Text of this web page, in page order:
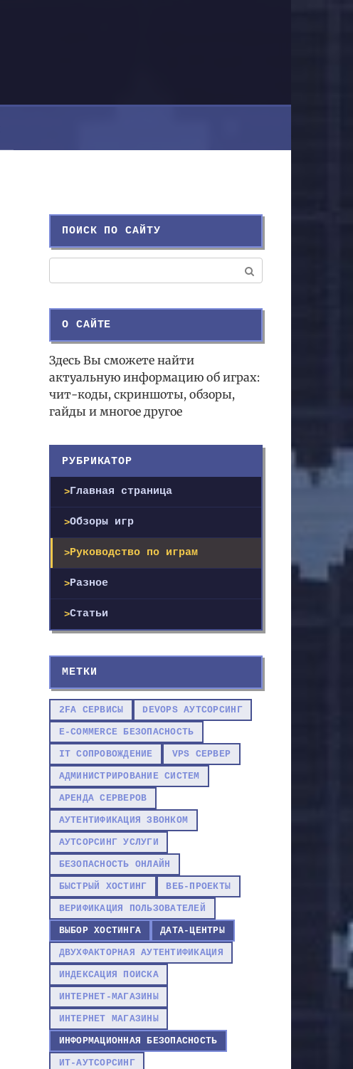
ПОИСК ПО САЙТУ
О САЙТЕ
Здесь Вы сможете найти
актуальную информацию об играх:
чит-коды, скриншоты, обзоры,
гайды и многое другое
РУБРИКАТОР
Главная страница
Обзоры игр
Руководство по играм
Разное
Статьи
МЕТКИ
2FA СЕРВИСЫ DEVOPS АУТСОРСИНГ
E-COMMERCE БЕЗОПАСНОСТЬ
IT СОПРОВОЖДЕНИЕ VPS СЕРВЕР
АДМИНИСТРИРОВАНИЕ СИСТЕМ
АРЕНДА СЕРВЕРОВ
АУТЕНТИФИКАЦИЯ ЗВОНКОМ
АУТСОРСИНГ УСЛУГИ
БЕЗОПАСНОСТЬ ОНЛАЙН
БЫСТРЫЙ ХОСТИНГ ВЕБ-ПРОЕКТЫ
ВЕРИФИКАЦИЯ ПОЛЬЗОВАТЕЛЕЙ
ВЫБОР ХОСТИНГА ДАТА-ЦЕНТРЫ
ДВУХФАКТОРНАЯ АУТЕНТИФИКАЦИЯ
ИНДЕКСАЦИЯ ПОИСКА
ИНТЕРНЕТ-МАГАЗИНЫ
ИНТЕРНЕТ МАГАЗИНЫ
ИНФОРМАЦИОННАЯ БЕЗОПАСНОСТЬ
ИТ-АУТСОРСИНГ